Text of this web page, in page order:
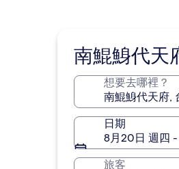
南鯤鯓代天
想要去哪裡？
日期
8月20日 週四 -
旅客